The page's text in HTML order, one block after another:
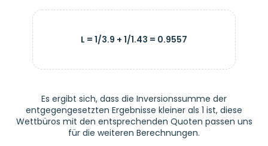
L = 1/3.9 + 1/1.43 = 0.9557
Es ergibt sich, dass die Inversionssumme der
entgegengesetzten Ergebnisse kleiner als 1 ist, diese
Wettbüros mit den entsprechenden Quoten passen uns
für die weiteren Berechnungen.